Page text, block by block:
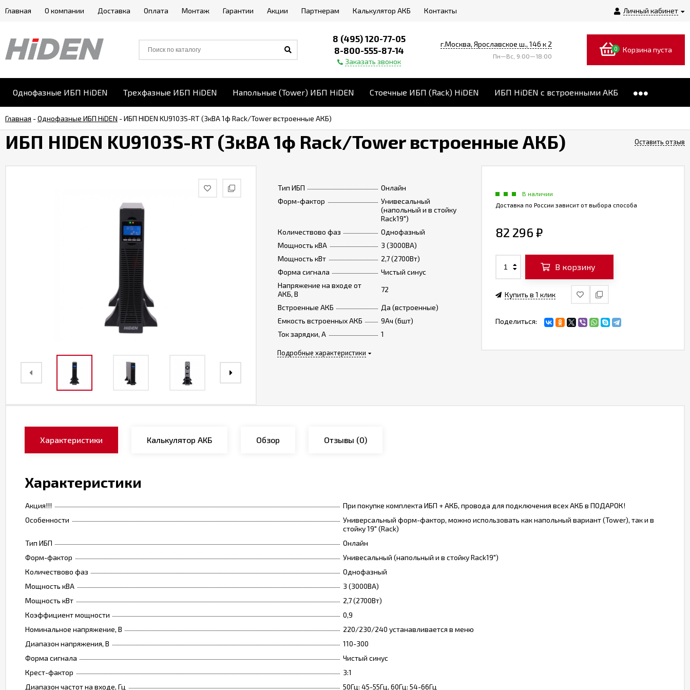
Личный кабинет
Главная О компании Доставка Оплата Монтаж Гарантии Акции Партнерам Калькулятор АКБ Контакты
8 (495) 120-77-05
8-800-555-87-14
Заказать звонок
г.Москва, Ярославское ш., 146 к 2
Пн—Вс, 9:00—18:00
0 Корзина пуста
Однофазные ИБП HiDEN Трехфазные ИБП HiDEN Напольные (Tower) ИБП HiDEN Стоечные ИБП (Rack) HiDEN ИБП HiDEN с встроенными АКБ
Главная -Однофазные ИБП HiDEN -ИБП HIDEN KU9103S-RT (3кВА 1ф Rack/Tower встроенные АКБ)
ИБП HIDEN KU9103S-RT (3кВА 1ф Rack/Tower встроенные АКБ) Оставить отзыв
Тип ИБП
Онлайн
Форм-фактор
Унивесальный
(напольный и в стойку
Rack19")
Количествово фаз
Однофазный
Мощность кВА
3 (3000ВА)
Мощность кВт
2,7 (2700Вт)
Форма сигнала
Чистый синус
Напряжение на входе от
АКБ, В
72
Встроенные АКБ
Да (встроенные)
Емкость встроенных АКБ
9Ач (6шт)
Ток зарядки, А
1
Подробные характеристики
В наличии
Доставка по России зависит от выбора способа
82 296 ₽
В корзину
Купить в 1 клик
Поделиться:
Характеристики Калькулятор АКБ Обзор Отзывы (0)
Характеристики
Акция!!!
При покупке комплекта ИБП + АКБ, провода для подключения всех АКБ в ПОДАРОК!
Особенности
Универсальный форм-фактор, можно использовать как напольный вариант (Tower), так и в
стойку 19" (Rack)
Тип ИБП
Онлайн
Форм-фактор
Унивесальный (напольный и в стойку Rack19")
Количествово фаз
Однофазный
Мощность кВА
3 (3000ВА)
Мощность кВт
2,7 (2700Вт)
Коэффициент мощности
0,9
Номинальное напряжение, В
220/230/240 устанавливается в меню
Диапазон напряжения, В
110-300
Форма сигнала
Чистый синус
Крест-фактор
3:1
Диапазон частот на входе, Гц
50Гц: 45-55Гц, 60Гц: 54-66Гц